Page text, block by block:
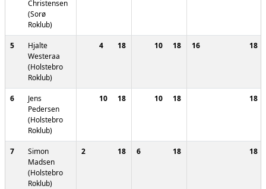
Christensen
(Sorø
Roklub)
5
Hjalte
Westeraa
(Holstebro
Roklub)
4 18 10 18 16 18
6
Jens
Pedersen
(Holstebro
Roklub)
10 18 10 18 18
7
Simon
Madsen
(Holstebro
Roklub)
2 18 6 18 18